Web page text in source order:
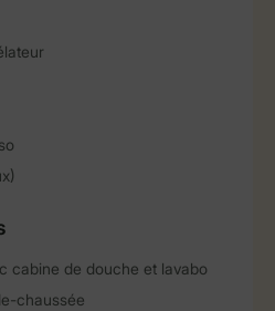
cabine de douche et lavabo
chaussée